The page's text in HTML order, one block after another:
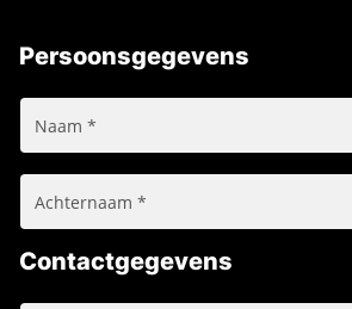
Persoonsgegevens
Contactgegevens